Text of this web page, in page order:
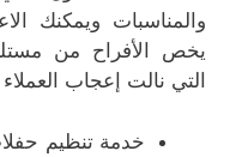
والمناسبات ويمكنك
يخص الأفراح من
التي نالت إعجاب
خدمة تنظيم